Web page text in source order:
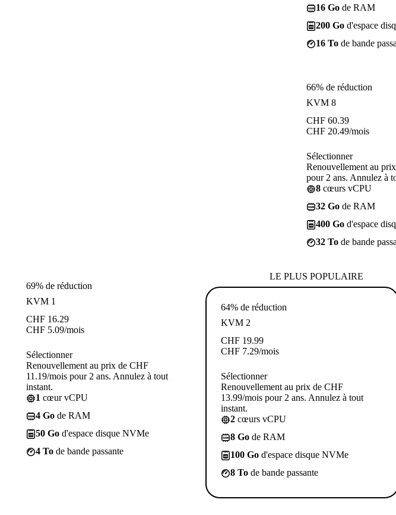
16 Go de RAM
200 Go d'espace
16 To de bande
66% de réduction
KVM 8
CHF 60.39
CHF 20.49/mois
Sélectionner
Renouvellement au
pour 2 ans. Annulez à
8 cœurs vCPU
32 Go de RAM
400 Go d'espace
32 To de bande
69% de réduction
KVM 1
CHF 16.29
CHF 5.09/mois
Sélectionner
Renouvellement au prix de CHF
11.19/mois pour 2 ans. Annulez à tout
instant.
1 cœur vCPU
4 Go de RAM
50 Go d'espace disque NVMe
4 To de bande passante
LE PLUS POPULAIRE
64% de réduction
KVM 2
CHF 19.99
CHF 7.29/mois
Sélectionner
Renouvellement au prix de CHF
13.99/mois pour 2 ans. Annulez à tout
instant.
2 cœurs vCPU
8 Go de RAM
100 Go d'espace disque NVMe
8 To de bande passante